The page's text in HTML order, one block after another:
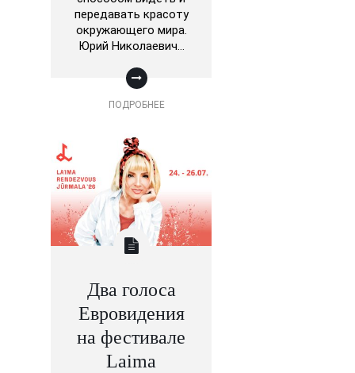
передавать красоту
окружающего мира.
Юрий Николаевич…
ПОДРОБНЕЕ
Два голоса
Евровидения
на фестивале
Laima